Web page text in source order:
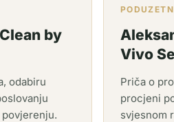
by
odabiru
Vivo
Priča o
procjeni
svjesnom